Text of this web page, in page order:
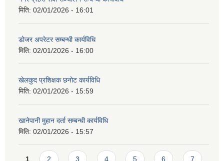
मिति: 02/01/2026 - 16:01
डोजर अपरेटर सम्बन्धी कार्यविधि
मिति: 02/01/2026 - 16:00
खेलकुद प्रशिक्षक छनोट कार्यविधि
मिति: 02/01/2026 - 15:59
खानेपानी मुहान दर्ता सम्बन्धी कार्यविधि
मिति: 02/01/2026 - 15:57
1 2 3 4 5 6 7